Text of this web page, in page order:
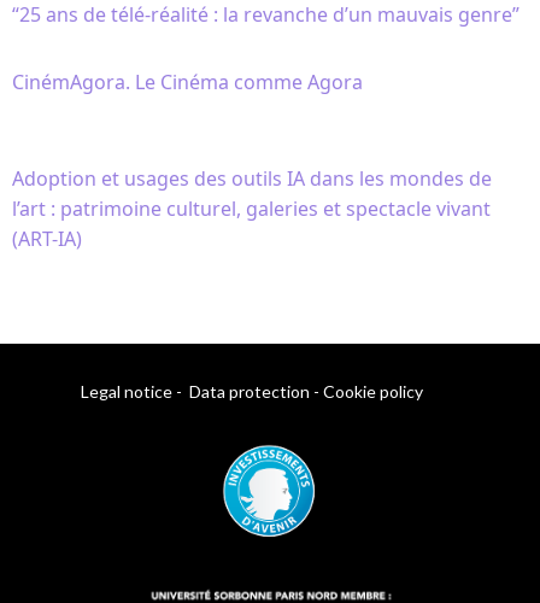
“25 ans de télé-réalité : la revanche d’un mauvais genre”
CinémAgora. Le Cinéma comme Agora
Adoption et usages des outils IA dans les mondes de
l’art : patrimoine culturel, galeries et spectacle vivant
(ART-IA)
Legal notice - Data protection - Cookie policy